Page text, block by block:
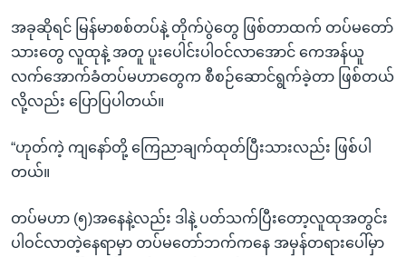
အခုဆိုရင် မြန်မာစစ်တပ်နဲ့ တိုက်ပွဲတွေ ဖြစ်တာထက် တပ်မတော်
သားတွေ လူထုနဲ့ အတူ ပူးပေါင်းပါဝင်လာအောင် ကေအန်ယူ
လက်အောက်ခံတပ်မဟာတွေက စီစဉ်ဆောင်ရွက်ခဲ့တာ ဖြစ်တယ်
လို့လည်း ပြောပြပါတယ်။
“ဟုတ်ကဲ့ ကျနော်တို့ ကြေညာချက်ထုတ်ပြီးသားလည်း ဖြစ်ပါ
တယ်။
တပ်မဟာ (၅)အနေနဲ့လည်း ဒါနဲ့ ပတ်သက်ပြီးတော့လူထုအတွင်း
ပါဝင်လာတဲ့နေရာမှာ တပ်မတော်ဘက်ကနေ အမှန်တရားပေါ်မှာ